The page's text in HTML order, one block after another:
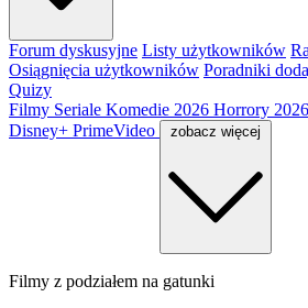
Forum dyskusyjne Listy użytkowników
Osiągnięcia użytkowników Poradniki
Quizy
Filmy Seriale Komedie 2026 Horrory 2026
Disney+ PrimeVideo zobacz więcej
Filmy z podziałem na gatunki